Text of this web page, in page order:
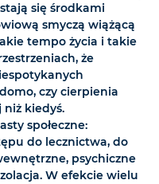
się środkami
smyczą wiążącą
tempo życia i takie
że
czy cierpienia
niż kiedyś.
społeczne:
do lecznictwa, do
psychiczne
W efekcie wielu